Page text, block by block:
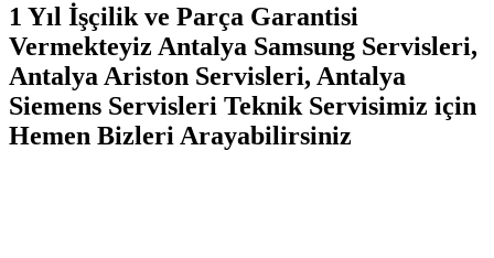
1 Yıl İşçilik ve Parça Garantisi
Vermekteyiz Antalya Samsung Servisleri,
Antalya Ariston Servisleri, Antalya
Siemens Servisleri Teknik Servisimiz için
Hemen Bizleri Arayabilirsiniz